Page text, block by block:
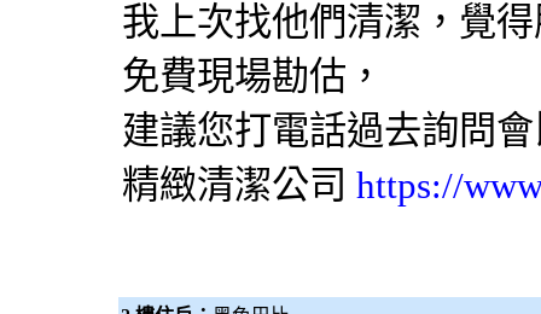
我上次找他們清潔，覺
免費現場勘估，
建議您打電話過去詢問
精緻清潔公司 https://